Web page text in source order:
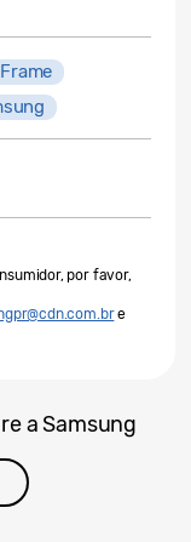
por favor,
e
a Samsung